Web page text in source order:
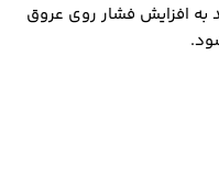
به افزایش فشار روی عروق